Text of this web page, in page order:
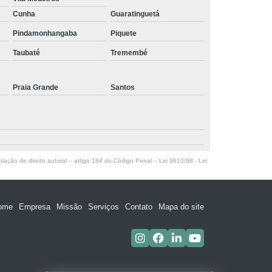
oxigenoterapia hiperbárica para tratamento de feridas
marcar São Paulo
agendamento de oxigenoterapia hiperbárica sessão
Ibirapuera
de feridas Mamanguape
oxigenoterapia hiperbárica sessão marcar Sumaré
Madalena
oxigenoterapia hiperbárica ferida Boqueirão
Cunha Guaratinguetá
Pindamonhangaba Piquete
Taubaté Tremembé
Praia Grande Santos
de direito autoral – artigo 184 do Código Penal – Lei 9610/98 - Lei
Empresa Missão Serviços Contato Mapa do site